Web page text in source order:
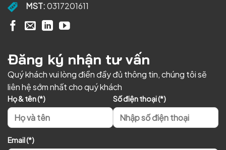
MST:0317201611
Đăng ký nhận tư vấn
Quý khách vui lòng điền đầy đủ thông tin, chúng tôi sẽ
liên hệ sớm nhất cho quý khách
Họ & tên (*) Số điện thoại (*)
Email (*)